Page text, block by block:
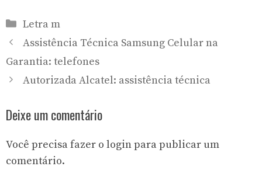
Categorias
Letra m
Assistência Técnica Samsung Celular na
Garantia: telefones
Autorizada Alcatel: assistência técnica
Deixe um comentário
Você precisa fazer o loginpara publicar um
comentário.